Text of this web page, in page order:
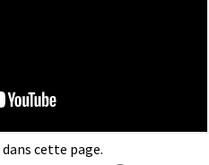
dans cette page.